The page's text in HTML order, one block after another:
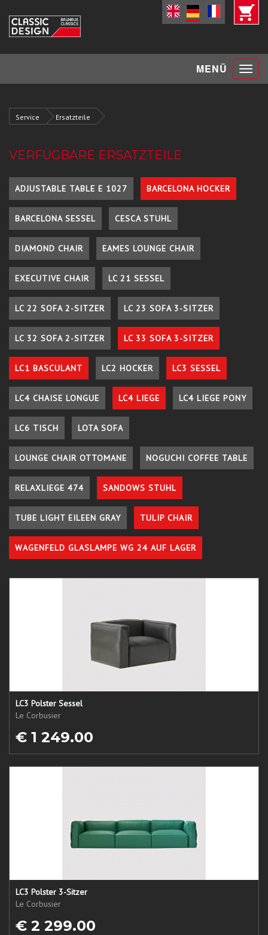
MENÜ Toggle
Service Ersatzteile
VERFÜGBARE ERSATZTEILE
ADJUSTABLE TABLE E 1027 BARCELONA HOCKER
BARCELONA SESSEL CESCA STUHL
DIAMOND CHAIR EAMES LOUNGE CHAIR
EXECUTIVE CHAIR LC 21 SESSEL
LC 22 SOFA 2-SITZER LC 23 SOFA 3-SITZER
LC 32 SOFA 2-SITZER LC 33 SOFA 3-SITZER
LC1 BASCULANT LC2 HOCKER LC3 SESSEL
LC4 CHAISE LONGUE LC4 LIEGE LC4 LIEGE PONY
LC6 TISCH LOTA SOFA
LOUNGE CHAIR OTTOMANE NOGUCHI COFFEE TABLE
RELAXLIEGE 474 SANDOWS STUHL
TUBE LIGHT EILEEN GRAY TULIP CHAIR
WAGENFELD GLASLAMPE WG 24 AUF LAGER
LC3 Polster Sessel
Le Corbusier
€ 1 249.00
LC3 Polster 3-Sitzer
Le Corbusier
€ 2 299.00